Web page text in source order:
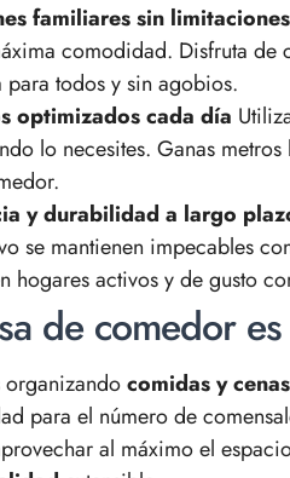
familiares sin limitaciones
comodidad. Disfruta de
para todos y sin agobios.
optimizados cada día
lo necesites. Ganas
y durabilidad a largo
se mantienen impecables
hogares activos y de gusto
de comedor
organizandocomidas y
para el número de
al máximo el